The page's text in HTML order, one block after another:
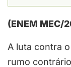
(ENEM MEC/
A luta contra
rumo